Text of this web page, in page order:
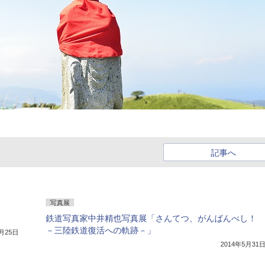
記事へ
25日
写真展
鉄道写真家中井精也写真展「さんてつ、がんばんべし！
－三陸鉄道復活への軌跡－」
2014年5月31日